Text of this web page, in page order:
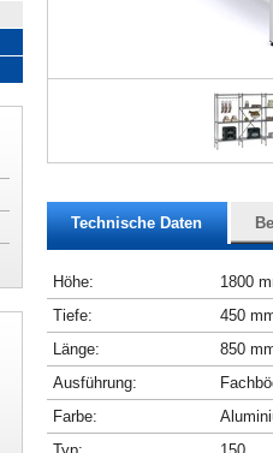
Technische Daten
Höhe:
1800
Tiefe:
450
Länge:
850
Ausführung:
Farbe: